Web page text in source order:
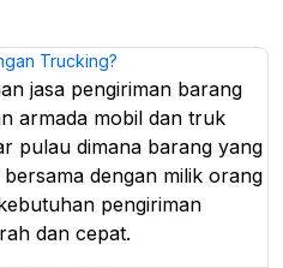
Trucking?
jasa pengiriman barang
armada mobil dan truk
pulau dimana barang yang
dengan milik orang
pengiriman
dan cepat.